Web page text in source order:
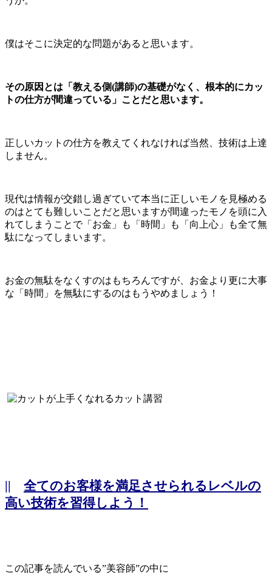
僕はそこに決定的な問題があると思います。
その原因とは「教える側(講師)の基礎がなく、根本的にカッ
トの仕方が間違っている」ことだと思います。
正しいカットの仕方を教えてくれなければ当然、技術は上達
しません。
現代は情報が交錯し過ぎていて本当に正しいモノを見極める
のはとても難しいことだと思いますが間違ったモノを頭に入
れてしまうことで「お金」も「時間」も「向上心」も全て無
駄になってしまいます。
お金の無駄をなくすのはもちろんですが、お金より更に大事
な「時間」を無駄にするのはもうやめましょう！
|| 全てのお客様を満足させられるレベルの
高い技術を習得しよう！
この記事を読んでいる”美容師”の中に